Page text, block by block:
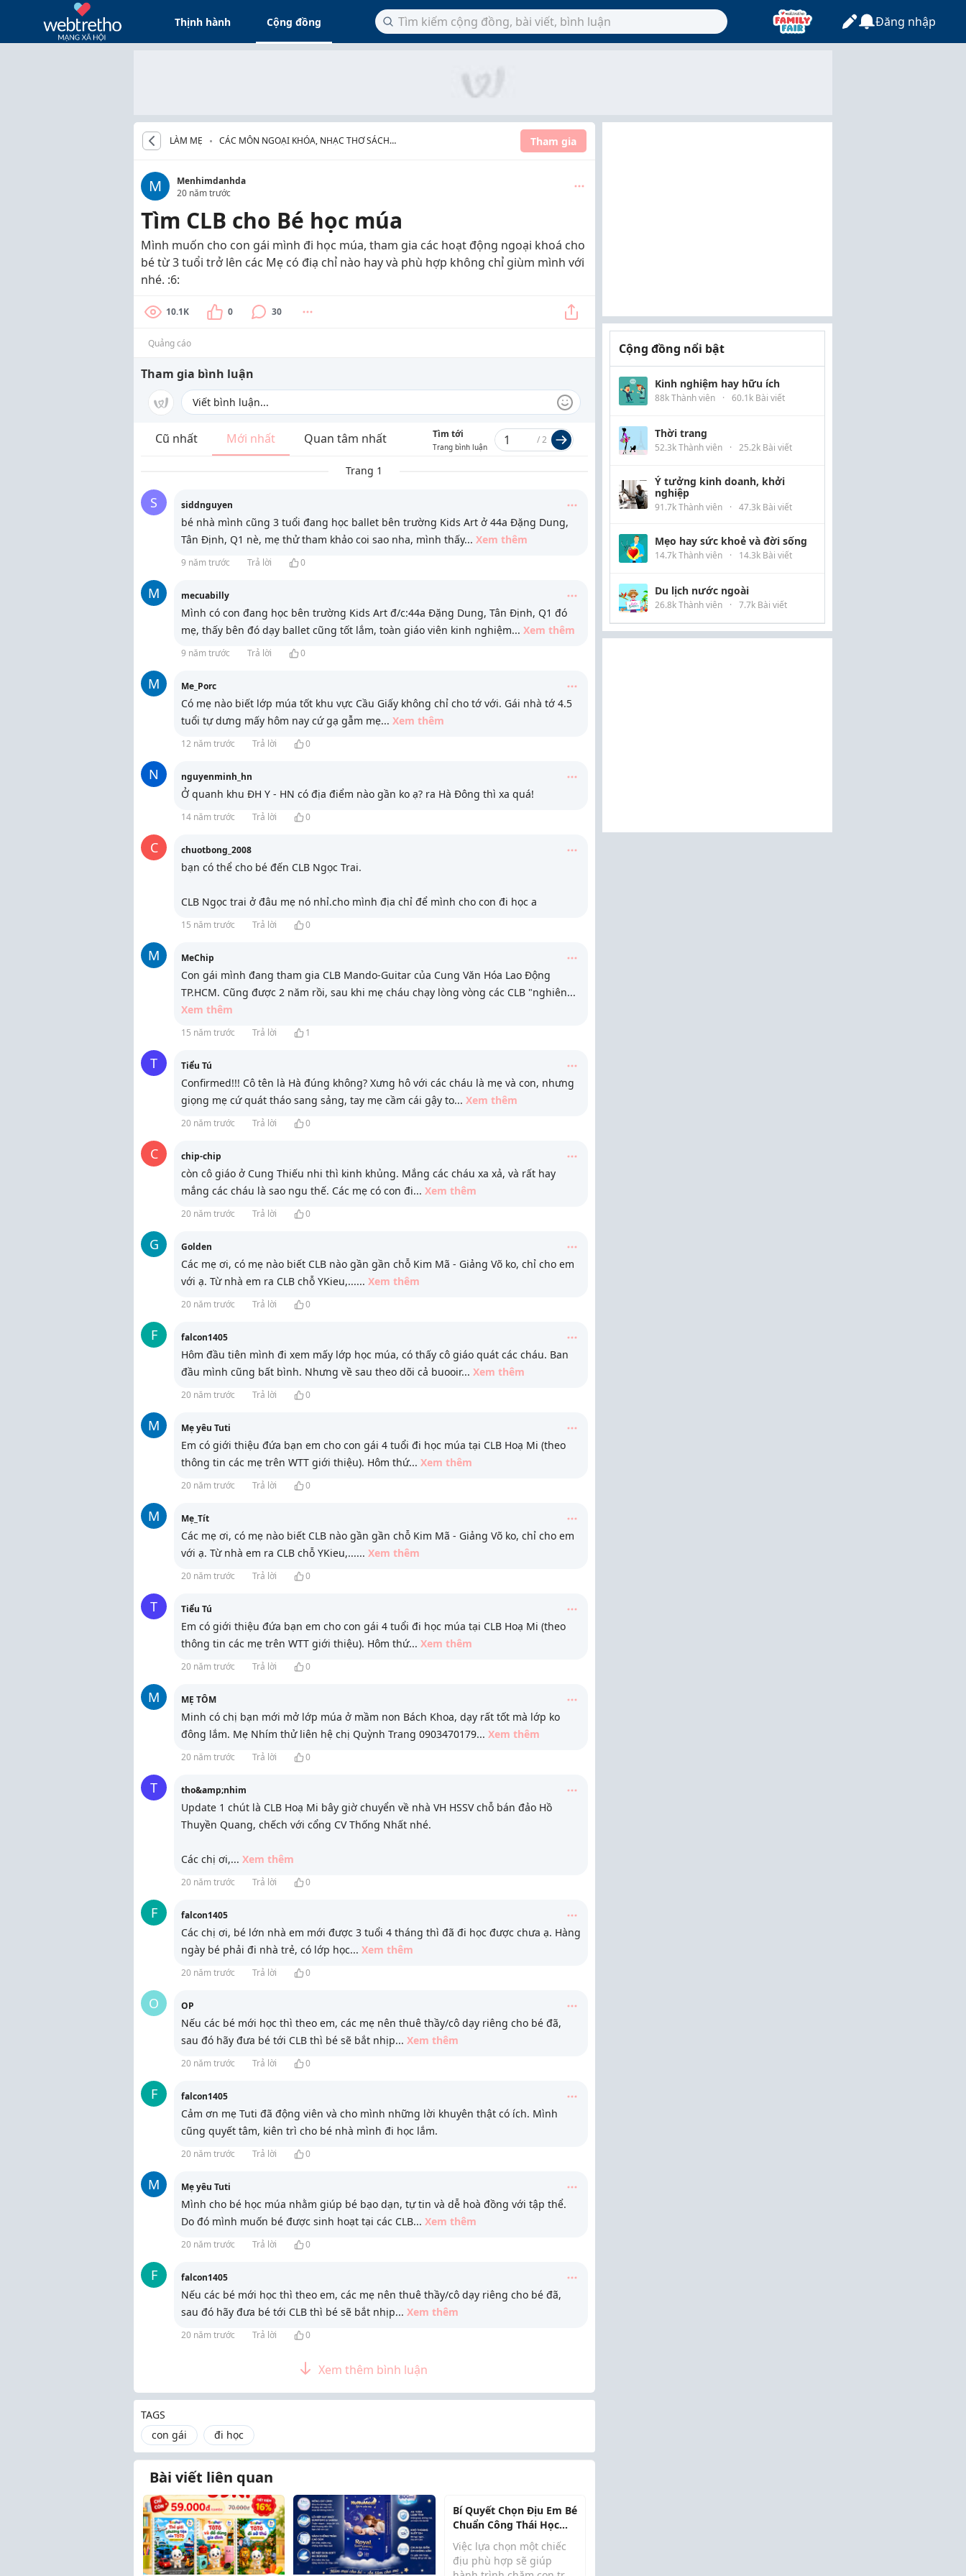
Thịnh hành Cộng đồng Đăng nhập
LÀM MẸ
CÁC MÔN NGOẠI KHÓA, NHẠC THƠ SÁCH
Tham gia
M
Menhimdanhda
20 năm trước
Tìm CLB cho Bé học múa
Mình muốn cho con gái mình đi học múa, tham gia các hoạt động ngoại khoá cho
bé từ 3 tuổi trở lên các Mẹ có điạ chỉ nào hay và phù hợp không chỉ giùm mình với
nhé. :6:
10.1K 0 30
Quảng cáo
Tham gia bình luận
Cũ nhất Mới nhất Quan tâm nhất Tìm tới
Trang bình luận
/2
Trang 1
S siddnguyen
bé nhà mình cũng 3 tuổi đang học ballet bên trường Kids Art ở 44a Đặng Dung,
Tân Định, Q1 nè, mẹ thử tham khảo coi sao nha, mình thấy... Xem thêm
9 năm trước Trả lời 0
M mecuabilly
Mình có con đang học bên trường Kids Art đ/c:44a Đặng Dung, Tân Định, Q1 đó
mẹ, thấy bên đó dạy ballet cũng tốt lắm, toàn giáo viên kinh nghiệm... Xem thêm
9 năm trước Trả lời 0
M Me_Porc
Có mẹ nào biết lớp múa tốt khu vực Cầu Giấy không chỉ cho tớ với. Gái nhà tớ 4.5
tuổi tự dưng mấy hôm nay cứ gạ gẫm mẹ... Xem thêm
12 năm trước Trả lời 0
N nguyenminh_hn
Ở quanh khu ĐH Y - HN có địa điểm nào gần ko ạ? ra Hà Đông thì xa quá!
14 năm trước Trả lời 0
C chuotbong_2008
bạn có thể cho bé đến CLB Ngọc Trai.
CLB Ngọc trai ở đâu mẹ nó nhỉ.cho mình địa chỉ để mình cho con đi học a
15 năm trước Trả lời 0
M MeChip
Con gái mình đang tham gia CLB Mando-Guitar của Cung Văn Hóa Lao Động
TP.HCM. Cũng được 2 năm rồi, sau khi mẹ cháu chạy lòng vòng các CLB "nghiên...
Xem thêm
15 năm trước Trả lời 1
T Tiểu Tú
Confirmed!!! Cô tên là Hà đúng không? Xưng hô với các cháu là mẹ và con, nhưng
giọng mẹ cứ quát tháo sang sảng, tay mẹ cầm cái gậy to... Xem thêm
20 năm trước Trả lời 0
C chip-chip
còn cô giáo ở Cung Thiếu nhi thì kinh khủng. Mắng các cháu xa xả, và rất hay
mắng các cháu là sao ngu thế. Các mẹ có con đi... Xem thêm
20 năm trước Trả lời 0
G Golden
Các mẹ ơi, có mẹ nào biết CLB nào gần gần chỗ Kim Mã - Giảng Võ ko, chỉ cho em
với ạ. Từ nhà em ra CLB chỗ YKieu,...... Xem thêm
20 năm trước Trả lời 0
F falcon1405
Hôm đầu tiên mình đi xem mấy lớp học múa, có thấy cô giáo quát các cháu. Ban
đầu mình cũng bất bình. Nhưng về sau theo dõi cả buooir... Xem thêm
20 năm trước Trả lời 0
M Mẹ yêu Tuti
Em có giới thiệu đứa bạn em cho con gái 4 tuổi đi học múa tại CLB Hoạ Mi (theo
thông tin các mẹ trên WTT giới thiệu). Hôm thứ... Xem thêm
20 năm trước Trả lời 0
M Mẹ_Tít
Các mẹ ơi, có mẹ nào biết CLB nào gần gần chỗ Kim Mã - Giảng Võ ko, chỉ cho em
với ạ. Từ nhà em ra CLB chỗ YKieu,...... Xem thêm
20 năm trước Trả lời 0
T Tiểu Tú
Em có giới thiệu đứa bạn em cho con gái 4 tuổi đi học múa tại CLB Hoạ Mi (theo
thông tin các mẹ trên WTT giới thiệu). Hôm thứ... Xem thêm
20 năm trước Trả lời 0
M MẸ TÔM
Minh có chị bạn mới mở lớp múa ở mầm non Bách Khoa, dạy rất tốt mà lớp ko
đông lắm. Mẹ Nhím thử liên hệ chị Quỳnh Trang 0903470179... Xem thêm
20 năm trước Trả lời 0
T tho&amp;nhim
Update 1 chút là CLB Hoạ Mi bây giờ chuyển về nhà VH HSSV chỗ bán đảo Hồ
Thuyền Quang, chếch với cổng CV Thống Nhất nhé.
Các chị ơi,... Xem thêm
20 năm trước Trả lời 0
F falcon1405
Các chị ơi, bé lớn nhà em mới được 3 tuổi 4 tháng thì đã đi học được chưa ạ. Hàng
ngày bé phải đi nhà trẻ, có lớp học... Xem thêm
20 năm trước Trả lời 0
O OP
Nếu các bé mới học thì theo em, các mẹ nên thuê thầy/cô dạy riêng cho bé đã,
sau đó hãy đưa bé tới CLB thì bé sẽ bắt nhịp... Xem thêm
20 năm trước Trả lời 0
F falcon1405
Cảm ơn mẹ Tuti đã động viên và cho mình những lời khuyên thật có ích. Mình
cũng quyết tâm, kiên trì cho bé nhà mình đi học lắm.
20 năm trước Trả lời 0
M Mẹ yêu Tuti
Mình cho bé học múa nhằm giúp bé bạo dạn, tự tin và dễ hoà đồng với tập thể.
Do đó mình muốn bé được sinh hoạt tại các CLB... Xem thêm
20 năm trước Trả lời 0
F falcon1405
Nếu các bé mới học thì theo em, các mẹ nên thuê thầy/cô dạy riêng cho bé đã,
sau đó hãy đưa bé tới CLB thì bé sẽ bắt nhịp... Xem thêm
20 năm trước Trả lời 0
Xem thêm bình luận
TAGS
con gái
đi học
Bài viết liên quan
Bí Quyết Chọn Địu Em Bé
Chuẩn Công Thái Học
Cho Cả Mẹ Và Bé
Việc lựa chọn một chiếc
địu phù hợp sẽ giúp
Cộng đồng nổi bật
Kinh nghiệm hay hữu ích
88k Thành viên · 60.1k Bài viết
Thời trang
52.3k Thành viên · 25.2k Bài viết
Ý tưởng kinh doanh, khởi
nghiệp
91.7k Thành viên · 47.3k Bài viết
Mẹo hay sức khoẻ và đời sống
14.7k Thành viên · 14.3k Bài viết
Du lịch nước ngoài
26.8k Thành viên · 7.7k Bài viết